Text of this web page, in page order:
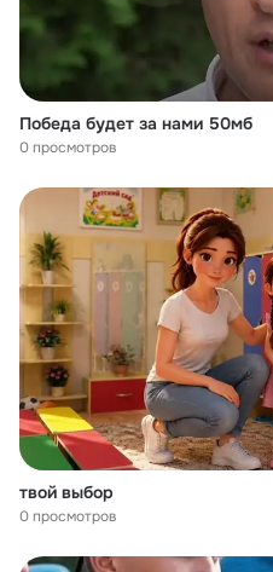
Победа будет за нами 50мб
0 просмотров
твой выбор
0 просмотров